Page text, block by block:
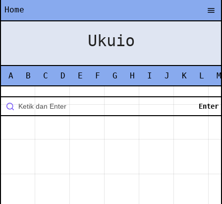
Home
Ukuio
A B C D E F G H I J K L M